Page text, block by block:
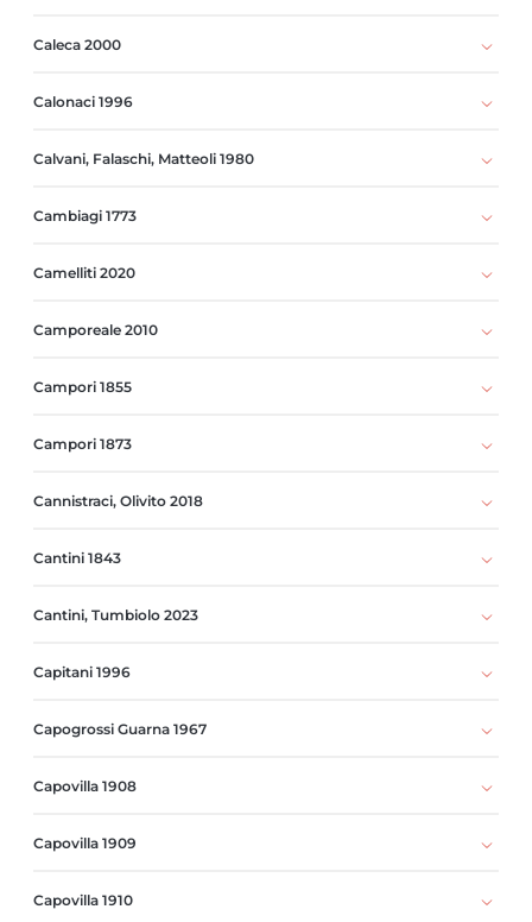
Caleca 2000
Calonaci 1996
Calvani, Falaschi, Matteoli 1980
Cambiagi 1773
Camelliti 2020
Camporeale 2010
Campori 1855
Campori 1873
Cannistraci, Olivito 2018
Cantini 1843
Cantini, Tumbiolo 2023
Capitani 1996
Capogrossi Guarna 1967
Capovilla 1908
Capovilla 1909
Capovilla 1910